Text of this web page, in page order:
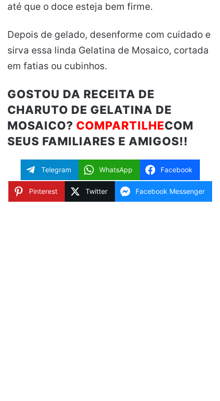
até que o doce esteja bem firme.
Depois de gelado, desenforme com cuidado e
sirva essa linda Gelatina de Mosaico, cortada
em fatias ou cubinhos.
GOSTOU DA RECEITA DE
CHARUTO DE GELATINA DE
MOSAICO? COMPARTILHECOM
SEUS FAMILIARES E AMIGOS!!
Telegram WhatsApp Facebook
Pinterest Twitter Facebook Messenger